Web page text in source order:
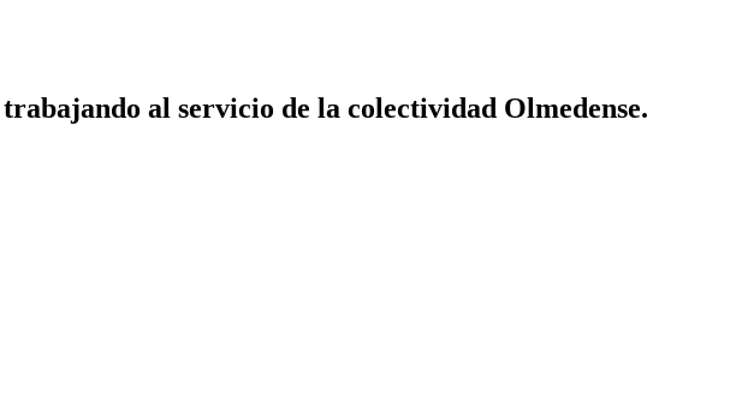
al servicio de la colectividad Olmedense.